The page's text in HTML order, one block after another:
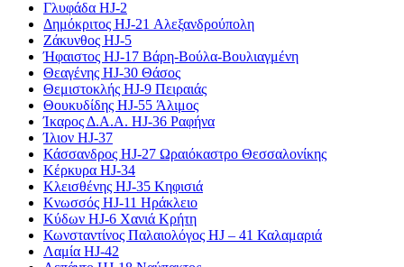
Γλυφάδα HJ-2
Δημόκριτος HJ-21 Αλεξανδρούπολη
Ζάκυνθος HJ-5
Ήφαιστος HJ-17 Βάρη-Βούλα-Βουλιαγμένη
Θεαγένης HJ-30 Θάσος
Θεμιστοκλής HJ-9 Πειραιάς
Θουκυδίδης HJ-55 Άλιμος
Ίκαρος Δ.Α.Α. HJ-36 Ραφήνα
Ίλιον HJ-37
Κάσσανδρος HJ-27 Ωραιόκαστρο Θεσσαλονίκης
Κέρκυρα HJ-34
Κλεισθένης HJ-35 Κηφισιά
Κνωσσός HJ-11 Ηράκλειο
Κύδων HJ-6 Χανιά Κρήτη
Κωνσταντίνος Παλαιολόγος HJ – 41 Καλαμαριά
Λαμία HJ-42